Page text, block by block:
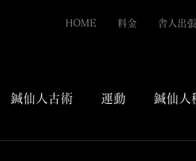
HOME 料金 舎人出
鍼仙人古術 運動 鍼仙人